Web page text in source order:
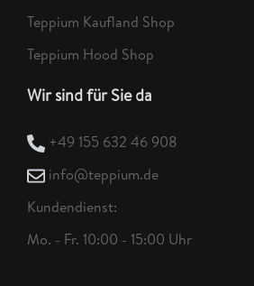
Teppium Kaufland Shop
Teppium Hood Shop
Wir sind für Sie da
+49 155 632 46 908
info@teppium.de
Kundendienst:
Mo. - Fr. 10:00 - 15:00 Uhr